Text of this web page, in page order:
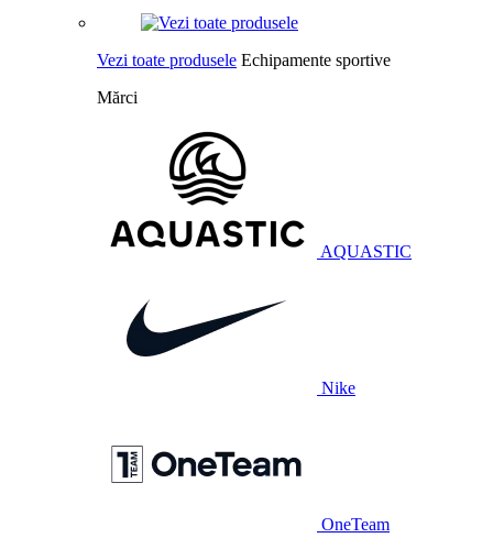
Vezi toate produsele Echipamente sportive
Mărci
AQUASTIC
Nike
OneTeam